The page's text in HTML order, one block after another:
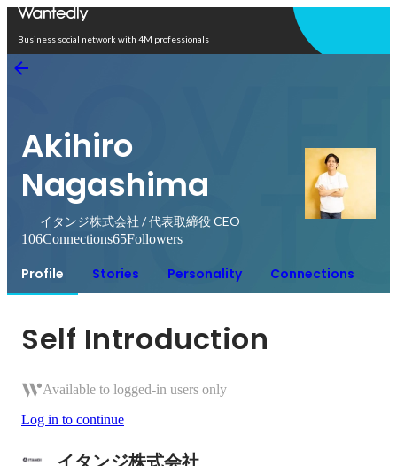
Business social network with 4M professionals
Akihiro
Nagashima
イタンジ株式会社 / 代表取締役 CEO
106Connections65Followers
Profile Stories Personality Connections
Self Introduction
Available to logged-in users only
Log in to continue